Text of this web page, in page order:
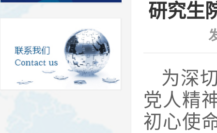
研究生
为深
党人精
初心使